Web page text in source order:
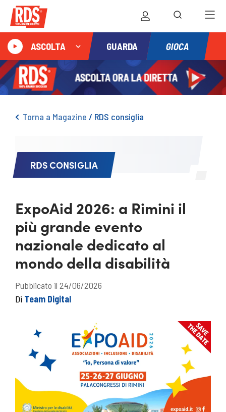
ASCOLTA GUARDA GIOCA
Torna a Magazine / RDS consiglia
RDS CONSIGLIA
ExpoAid 2026: a Rimini il
più grande evento
nazionale dedicato al
mondo della disabilità
Pubblicato il 24/06/2026
Di Team Digital